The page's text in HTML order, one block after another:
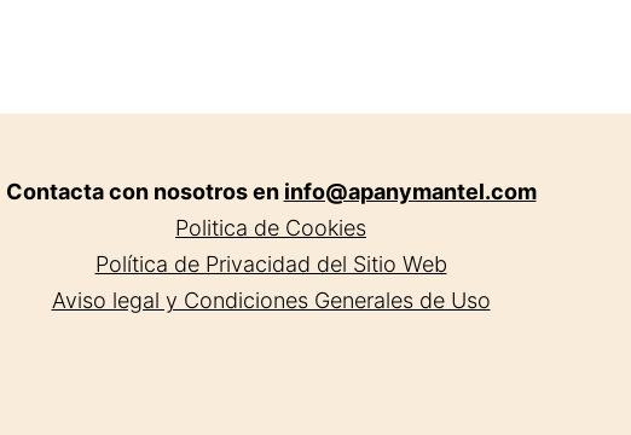
Contacta con nosotros en info@apanymantel.com
Politica de Cookies
Política de Privacidad del Sitio Web
Aviso legal y Condiciones Generales de Uso